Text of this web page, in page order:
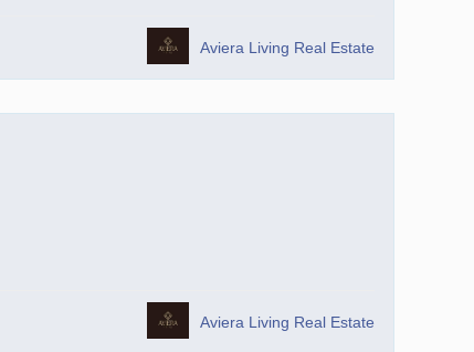
Aviera Living Real Estate
Aviera Living Real Estate